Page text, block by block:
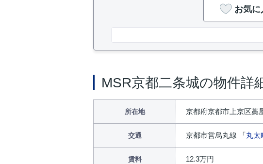
お気に
MSR京都二条城の物件詳
所在地 京都府京都市上京区藁
交通 京都市営烏丸線 「丸太
賃料 12.3万円